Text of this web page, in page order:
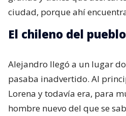
ciudad, porque ahí
El chileno del pueblo
Alejandro llegó a un lugar
pasaba inadvertido. Al
Lorena y todavía era, para
hombre nuevo del que se